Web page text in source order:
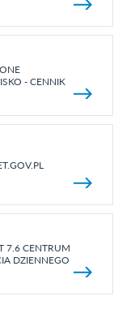
- CENNIK
7.6 CENTRUM
DZIENNEGO